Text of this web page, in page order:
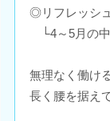
◎リフレッシ
└4～5月の
無理なく働け
長く腰を据え